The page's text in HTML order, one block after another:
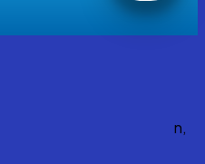
bởi
động rõ rệt đến tinh thần,